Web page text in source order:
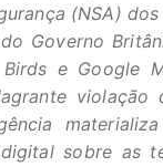
(NSA)
Governo
e Google
sobre as